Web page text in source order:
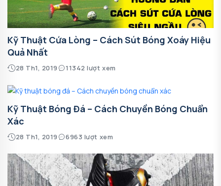
Kỹ Thuật Cứa Lòng – Cách Sút Bóng Xoáy Hiệu
Quả Nhất
28 Th1, 2019 11342 lượt xem
Kỹ Thuật Bóng Đá – Cách Chuyền Bóng Chuẩn
Xác
28 Th1, 2019 6963 lượt xem